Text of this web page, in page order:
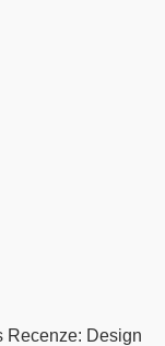
Recenze: Design